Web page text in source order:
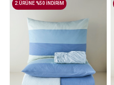
2.ÜRÜNE %50 İNDİRİM